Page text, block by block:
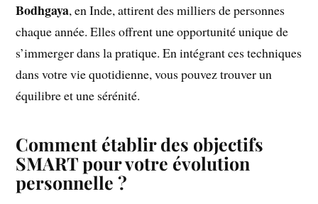
Bodhgaya, en Inde, attirent des milliers de personnes
chaque année. Elles offrent une opportunité unique de
s’immerger dans la pratique. En intégrant ces techniques
dans votre vie quotidienne, vous pouvez trouver un
équilibre et une sérénité.
Comment établir des objectifs
SMART pour votre évolution
personnelle ?